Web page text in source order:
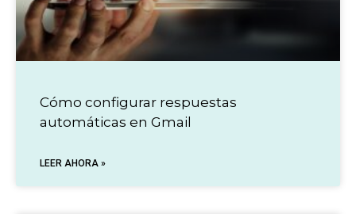
Cómo configurar respuestas
automáticas en Gmail
LEER AHORA »